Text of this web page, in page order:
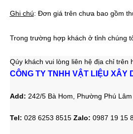
Ghi chú: Đơn giá trên chưa bao gồm
Trong trường hợp khách ở tỉnh chúng
Qúy khách vui lòng liên hệ địa chỉ trên
CÔNG TY TNHH VẬT LIỆU XÂY
Add: 242/5 Bà Hom, Phường Phú
Tel: 028 6253 8515 Zalo: 0987 19 15